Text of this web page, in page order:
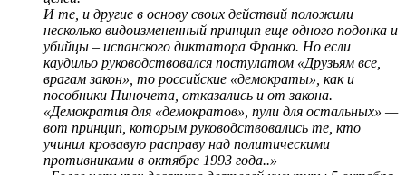
И те, и другие в основу своих действий положили
несколько видоизмененный принцип еще одного подонка и
убийцы – испанского диктатора Франко. Но если
каудильо руководствовался постулатом «Друзьям все,
врагам закон», то российские «демократы», как и
пособники Пиночета, отказались и от закона.
«Демократия для «демократов», пули для остальных» —
вот принцип, которым руководствовались те, кто
учинил кровавую расправу над политическими
противниками в октябре 1993 года..»